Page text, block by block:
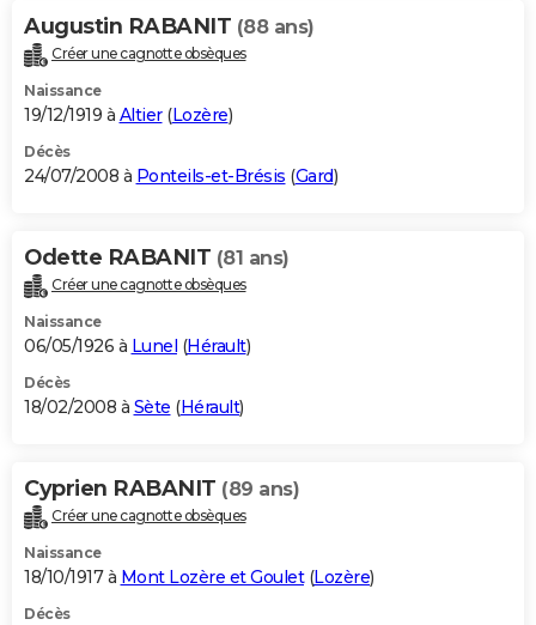
Augustin RABANIT (88 ans)
Créer une cagnotte obsèques
Naissance
19/12/1919 à Altier(Lozère)
Décès
24/07/2008 à Ponteils-et-Brésis (Gard)
Odette RABANIT (81 ans)
Créer une cagnotte obsèques
Naissance
06/05/1926 à Lunel (Hérault)
Décès
18/02/2008 à Sète (Hérault)
Cyprien RABANIT (89 ans)
Créer une cagnotte obsèques
Naissance
18/10/1917 à Mont Lozère et Goulet(Lozère)
Décès